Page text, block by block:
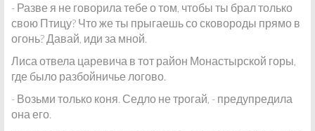
- Разве я не говорила тебе о том, чтобы ты брал только
свою Птицу? Что же ты прыгаешь со сковороды прямо в
огонь? Давай, иди за мной.
Лиса отвела царевича в тот район Монастырской горы,
где было разбойничье логово.
- Возьми только коня. Седло не трогай, - предупредила
она его.